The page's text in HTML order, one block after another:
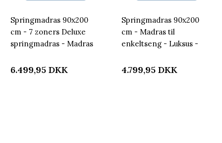
Springmadras 90x200
cm - 7 zoners Deluxe
springmadras - Madras
6.499,95 DKK
Springmadras 90x200
cm - Madras til
enkeltseng - Luksus -
4.799,95 DKK